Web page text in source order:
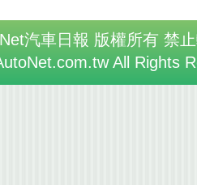
汽車日報 版權所有 禁
All Rights